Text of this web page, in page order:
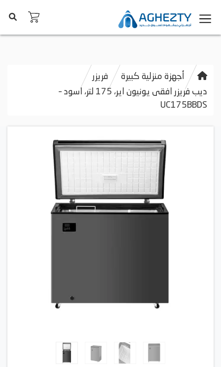
أجهزة منزلية كبيرة
فريزر
ديب فريزر افقى يونيون اير، 175 لتر، اسود –
UC175BBDS